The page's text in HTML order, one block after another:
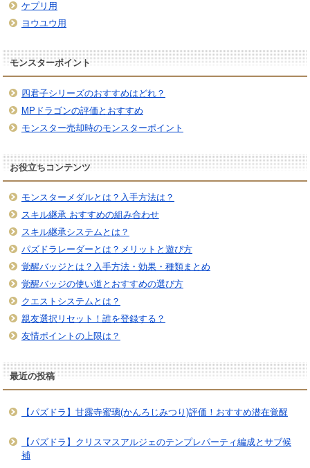
ケプリ用
ヨウユウ用
モンスターポイント
四君子シリーズのおすすめはどれ？
MPドラゴンの評価とおすすめ
モンスター売却時のモンスターポイント
お役立ちコンテンツ
モンスターメダルとは？入手方法は？
スキル継承 おすすめの組み合わせ
スキル継承システムとは？
パズドラレーダーとは？メリットと遊び方
覚醒バッジとは？入手方法・効果・種類まとめ
覚醒バッジの使い道とおすすめの選び方
クエストシステムとは？
親友選択リセット！誰を登録する？
友情ポイントの上限は？
最近の投稿
【パズドラ】甘露寺蜜璃(かんろじみつり)評価！おすすめ潜在覚醒
【パズドラ】クリスマスアルジェのテンプレパーティ編成とサブ候
補